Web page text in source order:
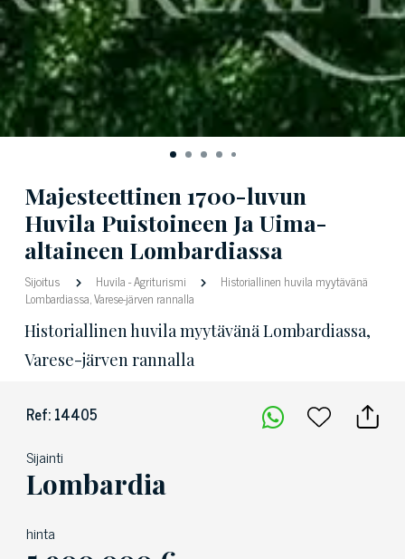
Majesteettinen 1700-luvun
Huvila Puistoineen Ja Uima-
altaineen Lombardiassa
Sijoitus Huvila-Agriturismi
Historiallinen huvila myytävänä
Lombardiassa, Varese-järven rannalla
Historiallinen huvila myytävänä Lombardiassa,
Varese-järven rannalla
Ref: 14405
Sijainti
Lombardia
hinta